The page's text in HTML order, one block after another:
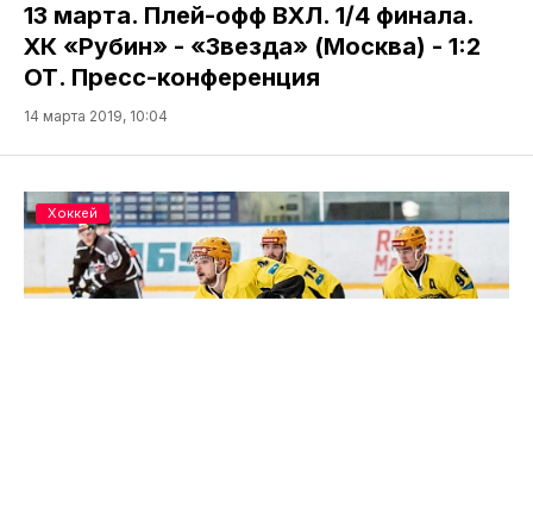
13 марта. Плей-офф ВХЛ. 1/4 финала.
ХК «Рубин» - «Звезда» (Москва) - 1:2
ОТ. Пресс-конференция
14 марта 2019, 10:04
Хоккей